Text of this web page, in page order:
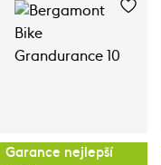
Garance nejlepší